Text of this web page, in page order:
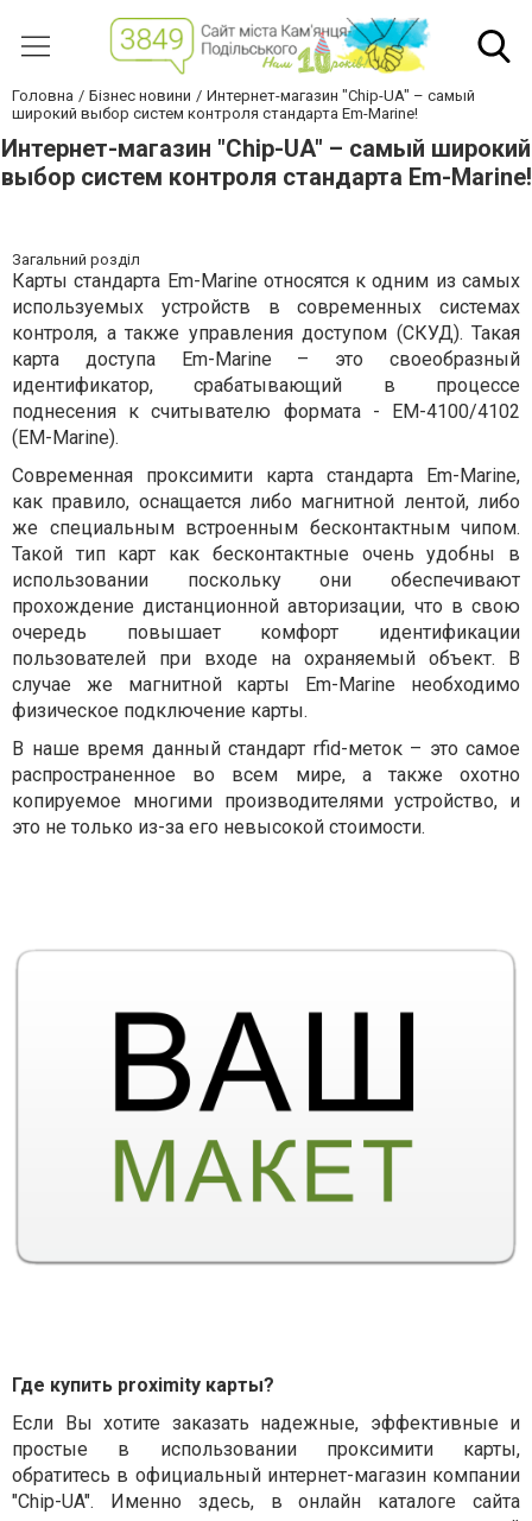
Головна Бізнес новини
Интернет-магазин "Chip-UA" – самый
широкий выбор систем контроля стандарта Em-Marine!
Интернет-магазин "Chip-UA" – самый широкий
выбор систем контроля стандарта Em-Marine!
Загальний розділ
Карты стандарта Em-Marine относятся к одним из самых
используемых устройств в современных системах
контроля, а также управления доступом (СКУД). Такая
карта доступа Em-Marine – это своеобразный
идентификатор, срабатывающий в процессе
поднесения к считывателю формата - EM-4100/4102
(EM-Marine).
Современная проксимити карта стандарта Em-Marine,
как правило, оснащается либо магнитной лентой, либо
же специальным встроенным бесконтактным чипом.
Такой тип карт как бесконтактные очень удобны в
использовании поскольку они обеспечивают
прохождение дистанционной авторизации, что в свою
очередь повышает комфорт идентификации
пользователей при входе на охраняемый объект. В
случае же магнитной карты Em-Marine необходимо
физическое подключение карты.
В наше время данный стандарт rfid-меток – это самое
распространенное во всем мире, а также охотно
копируемое многими производителями устройство, и
это не только из-за его невысокой стоимости.
Где купить proximity карты?
Если Вы хотите заказать надежные, эффективные и
простые в использовании проксимити карты,
обратитесь в официальный интернет-магазин компании
"Chip-UA". Именно здесь, в онлайн каталоге сайта